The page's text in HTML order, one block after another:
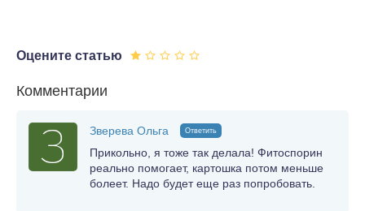
Оцените статью
Комментарии
Зверева Ольга Ответить
Прикольно, я тоже так делала! Фитоспорин
реально помогает, картошка потом меньше
болеет. Надо будет еще раз попробовать.